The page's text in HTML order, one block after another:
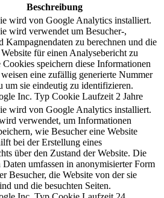
Beschreibung
wird von Google Analytics installiert.
wird verwendet um Besucher-,
Kampagnendaten zu berechnen und die
für einen Analysebericht zu
Cookies speichern diese Informationen
eine zufällig generierte Nummer
um sie eindeutig zu identifizieren.
Inc. Typ Cookie Laufzeit 2 Jahre
wird von Google Analytics installiert.
verwendet, um Informationen
wie Besucher eine Website
bei der Erstellung eines
über den Zustand der Website. Die
Daten umfassen in anonymisierter Form
Besucher, die Website von der sie
und die besuchten Seiten.